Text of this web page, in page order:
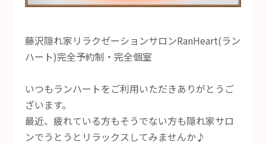
藤沢隠れ家リラクゼーションサロンRanHeart(ラン
ハート)完全予約制・完全個室
いつもランハートをご利用いただきありがとうご
ざいます。
最近、疲れている方もそうでない方も隠れ家サロ
ンでうとうとリラックスしてみませんか♪